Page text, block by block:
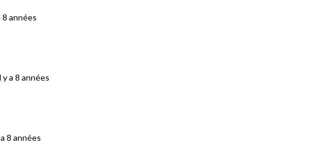
8 années
y a 8 années
8 années